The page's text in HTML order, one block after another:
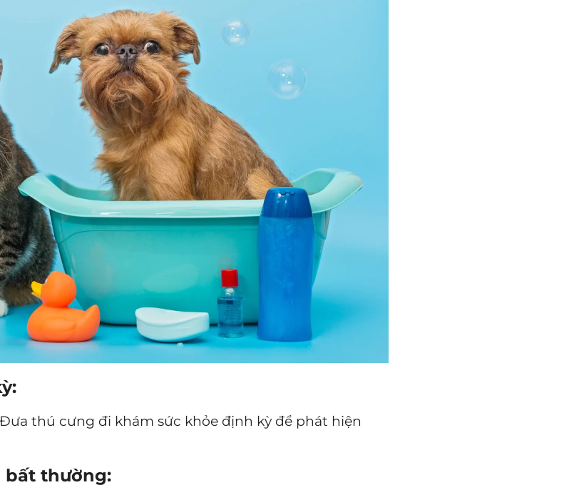
thú cưng đi khám sức khỏe định kỳ để phát hiện
bất thường: